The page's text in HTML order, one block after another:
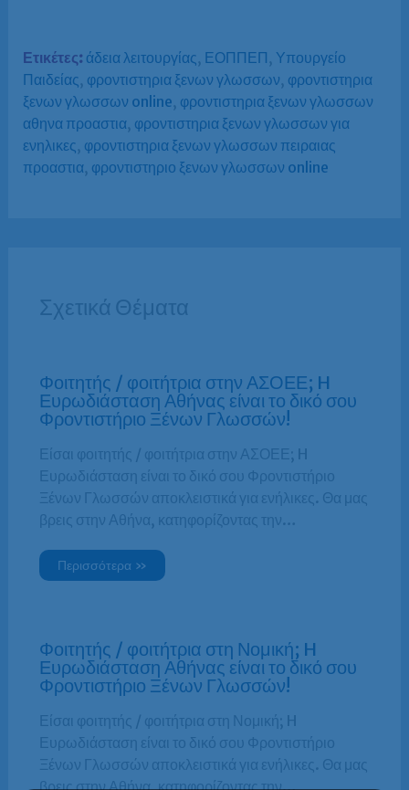
Ετικέτες: άδεια λειτουργίας ΕΟΠΠΕΠ Υπουργείο
Παιδείας φροντιστηρια ξενων γλωσσων φροντιστηρια
ξενων γλωσσων online φροντιστηρια ξενων γλωσσων
αθηνα προαστια, φροντιστηρια ξενων γλωσσων για
ενηλικες φροντιστηρια ξενων γλωσσων πειραιας
προαστια, φροντιστηριο ξενων γλωσσων online
Σχετικά Θέματα
Φοιτητής / φοιτήτρια στην ΑΣΟΕΕ; H
Ευρωδιάσταση Αθήνας είναι το δικό σου
Φροντιστήριο Ξένων Γλωσσών!
Είσαι φοιτητής / φοιτήτρια στην ΑΣΟΕΕ; H
Ευρωδιάσταση είναι το δικό σου Φροντιστήριο
Ξένων Γλωσσών αποκλειστικά για ενήλικες. Θα μας
βρεις στην Αθήνα, κατηφορίζοντας την…
Περισσότερα »
Φοιτητής / φοιτήτρια στη Νομική; H
Ευρωδιάσταση Αθήνας είναι το δικό σου
Φροντιστήριο Ξένων Γλωσσών!
Είσαι φοιτητής / φοιτήτρια στη Νομική; H
Ευρωδιάσταση είναι το δικό σου Φροντιστήριο
Ξένων Γλωσσών αποκλειστικά για ενήλικες. Θα μας
βρεις στην Αθήνα, κατηφορίζοντας την…